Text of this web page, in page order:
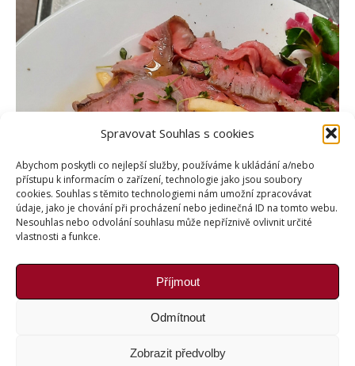
Spravovat Souhlas s cookies
Abychom poskytli co nejlepší služby, používáme k ukládání a/nebo
přístupu k informacím o zařízení, technologie jako jsou soubory
cookies. Souhlas s těmito technologiemi nám umožní zpracovávat
údaje, jako je chování při procházení nebo jedinečná ID na tomto webu.
Nesouhlas nebo odvolání souhlasu může nepříznivě ovlivnit určité
vlastnosti a funkce.
Příjmout
Odmítnout
Zobrazit předvolby